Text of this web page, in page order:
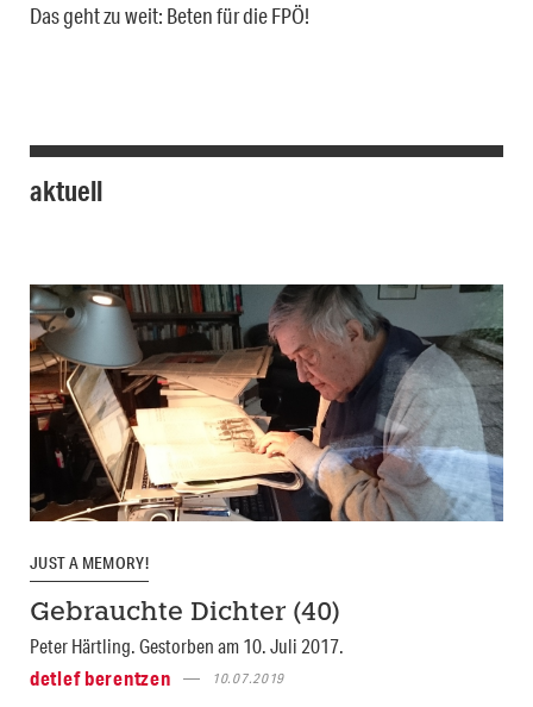
Das geht zu weit: Beten für die FPÖ!
aktuell
JUST A MEMORY!
Gebrauchte Dichter (40)
Peter Härtling. Gestorben am 10. Juli 2017.
detlef berentzen
10.07.2019